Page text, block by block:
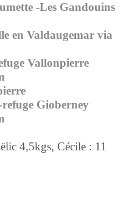
-Les Gandouins
en Valdaugemar via
Vallonpierre
Gioberney
4,5kgs, Cécile : 11